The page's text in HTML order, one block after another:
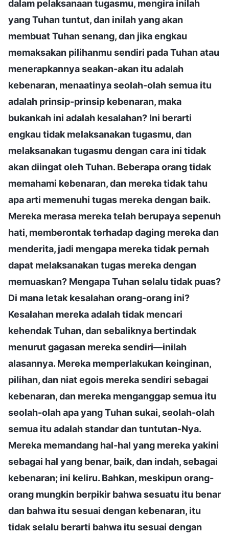
dalam pelaksanaan tugasmu, mengira inilah
yang Tuhan tuntut, dan inilah yang akan
membuat Tuhan senang, dan jika engkau
memaksakan pilihanmu sendiri pada Tuhan atau
menerapkannya seakan-akan itu adalah
kebenaran, menaatinya seolah-olah semua itu
adalah prinsip-prinsip kebenaran, maka
bukankah ini adalah kesalahan? Ini berarti
engkau tidak melaksanakan tugasmu, dan
melaksanakan tugasmu dengan cara ini tidak
akan diingat oleh Tuhan. Beberapa orang tidak
memahami kebenaran, dan mereka tidak tahu
apa arti memenuhi tugas mereka dengan baik.
Mereka merasa mereka telah berupaya sepenuh
hati, memberontak terhadap daging mereka dan
menderita, jadi mengapa mereka tidak pernah
dapat melaksanakan tugas mereka dengan
memuaskan? Mengapa Tuhan selalu tidak puas?
Di mana letak kesalahan orang-orang ini?
Kesalahan mereka adalah tidak mencari
kehendak Tuhan, dan sebaliknya bertindak
menurut gagasan mereka sendiri—inilah
alasannya. Mereka memperlakukan keinginan,
pilihan, dan niat egois mereka sendiri sebagai
kebenaran, dan mereka menganggap semua itu
seolah-olah apa yang Tuhan sukai, seolah-olah
semua itu adalah standar dan tuntutan-Nya.
Mereka memandang hal-hal yang mereka yakini
sebagai hal yang benar, baik, dan indah, sebagai
kebenaran; ini keliru. Bahkan, meskipun orang-
orang mungkin berpikir bahwa sesuatu itu benar
dan bahwa itu sesuai dengan kebenaran, itu
tidak selalu berarti bahwa itu sesuai dengan